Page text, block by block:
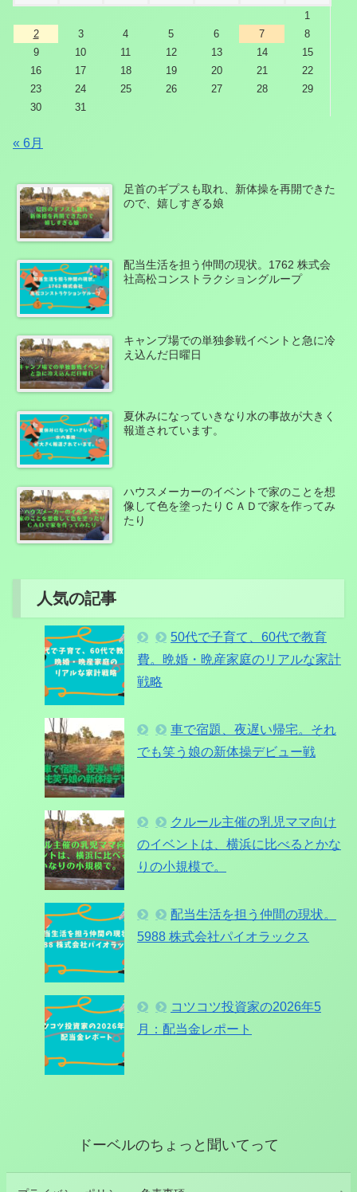
1
2
3 4 5 6 7
8
9
10 11 12 13 14
15
16
17 18 19 20 21
22
23
24 25 26 27 28
29
30
31
« 6月
足首のギプスも取れ、新体操を再開できた
ので、嬉しすぎる娘
配当生活を担う仲間の現状。1762 株式会
社高松コンストラクショングループ
キャンプ場での単独参戦イベントと急に冷
え込んだ日曜日
夏休みになっていきなり水の事故が大きく
報道されています。
ハウスメーカーのイベントで家のことを想
像して色を塗ったりＣＡＤで家を作ってみ
たり
人気の記事
50代で子育て、60代で教育
費。晩婚・晩産家庭のリアルな家計
戦略
車で宿題、夜遅い帰宅。それ
でも笑う娘の新体操デビュー戦
クルール主催の乳児ママ向け
のイベントは、横浜に比べるとかな
りの小規模で。
配当生活を担う仲間の現状。
5988 株式会社パイオラックス
コツコツ投資家の2026年5
月：配当金レポート
ドーベルのちょっと聞いてって